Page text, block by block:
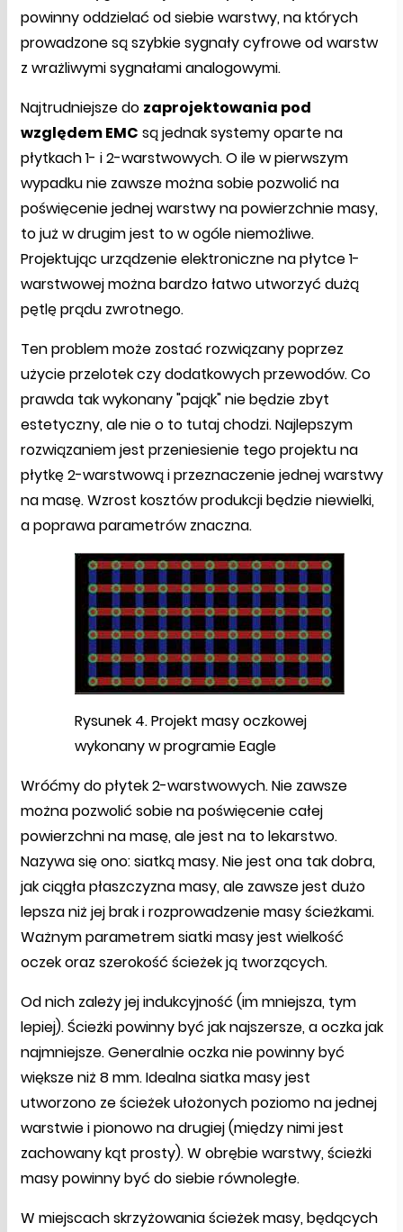
powinny oddzielać od siebie warstwy, na których
prowadzone są szybkie sygnały cyfrowe od warstw
z wrażliwymi sygnałami analogowymi.
Najtrudniejsze do zaprojektowania pod
względem EMC są jednak systemy oparte na
płytkach 1- i 2-warstwowych. O ile w pierwszym
wypadku nie zawsze można sobie pozwolić na
poświęcenie jednej warstwy na powierzchnie masy,
to już w drugim jest to w ogóle niemożliwe.
Projektując urządzenie elektroniczne na płytce 1-
warstwowej można bardzo łatwo utworzyć dużą
pętlę prądu zwrotnego.
Ten problem może zostać rozwiązany poprzez
użycie przelotek czy dodatkowych przewodów. Co
prawda tak wykonany "pająk" nie będzie zbyt
estetyczny, ale nie o to tutaj chodzi. Najlepszym
rozwiązaniem jest przeniesienie tego projektu na
płytkę 2-warstwową i przeznaczenie jednej warstwy
na masę. Wzrost kosztów produkcji będzie niewielki,
a poprawa parametrów znaczna.
Rysunek 4. Projekt masy oczkowej
wykonany w programie Eagle
Wróćmy do płytek 2-warstwowych. Nie zawsze
można pozwolić sobie na poświęcenie całej
powierzchni na masę, ale jest na to lekarstwo.
Nazywa się ono: siatką masy. Nie jest ona tak dobra,
jak ciągła płaszczyzna masy, ale zawsze jest dużo
lepsza niż jej brak i rozprowadzenie masy ścieżkami.
Ważnym parametrem siatki masy jest wielkość
oczek oraz szerokość ścieżek ją tworzących.
Od nich zależy jej indukcyjność (im mniejsza, tym
lepiej). Ścieżki powinny być jak najszersze, a oczka jak
najmniejsze. Generalnie oczka nie powinny być
większe niż 8 mm. Idealna siatka masy jest
utworzono ze ścieżek ułożonych poziomo na jednej
warstwie i pionowo na drugiej (między nimi jest
zachowany kąt prosty). W obrębie warstwy, ścieżki
masy powinny być do siebie równoległe.
W miejscach skrzyżowania ścieżek masy, będących